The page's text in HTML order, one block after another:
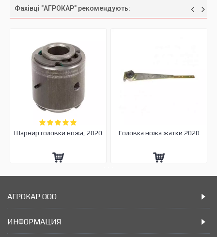
Фахівці "АГРОКАР" рекомендують:
Шарнир головки ножа, 2020 Головка ножа жатки 2020
АГРОКАР ООО
ИНФОРМАЦИЯ